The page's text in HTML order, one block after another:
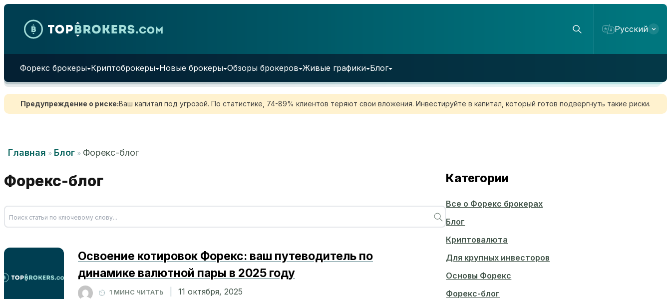
Skip to content
Русский
Форекс брокеры Криптоброкеры Новые брокеры Обзоры брокеров Живые графики Блог
Предупреждение о риске:Ваш капитал под угрозой. По статистике, 74-89% клиентов теряют свои вложения. Инвестируйте в капитал, который готов подвергнуть такие риски.
Главная » Блог » Форекс-блог
Форекс-блог
Освоение котировок Форекс: ваш путеводитель по
динамике валютной пары в 2025 году
1 МИНС ЧИТАТЬ 11 октября, 2025
Категории
Все о Форекс брокерах
Блог
Криптовалюта
Для крупных инвесторов
Основы Форекс
Форекс-блог